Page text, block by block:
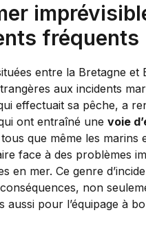
fréquents
entre la Bretagne et
aux incidents
effectuait sa pêche, a
ont entraîné une voie
que même les marins
face à des problèmes
en mer. Ce genre
non
aussi pour l’équipage à